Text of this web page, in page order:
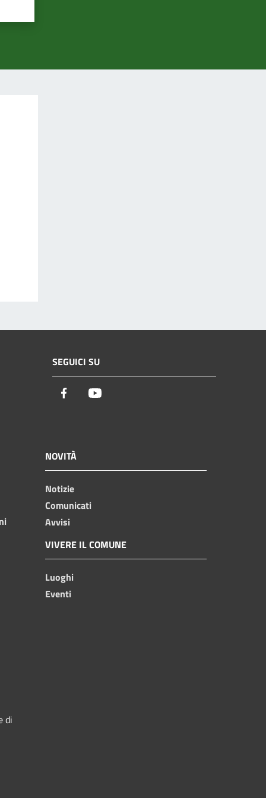
SEGUICI SU
Facebook
NOVITÀ
Notizie
Comunicati
Avvisi
VIVERE IL COMUNE
Luoghi
Eventi
di